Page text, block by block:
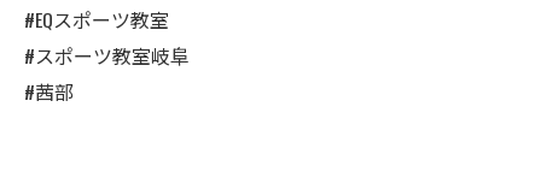
#EQスポーツ教室
#スポーツ教室岐阜
#茜部